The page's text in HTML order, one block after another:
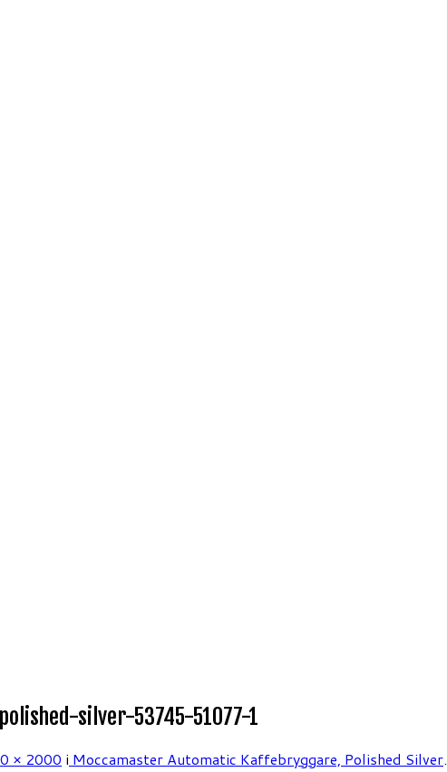
silver-53745-51077-1
× 2000 i Moccamaster Automatic Kaffebryggare, Polished Silver.